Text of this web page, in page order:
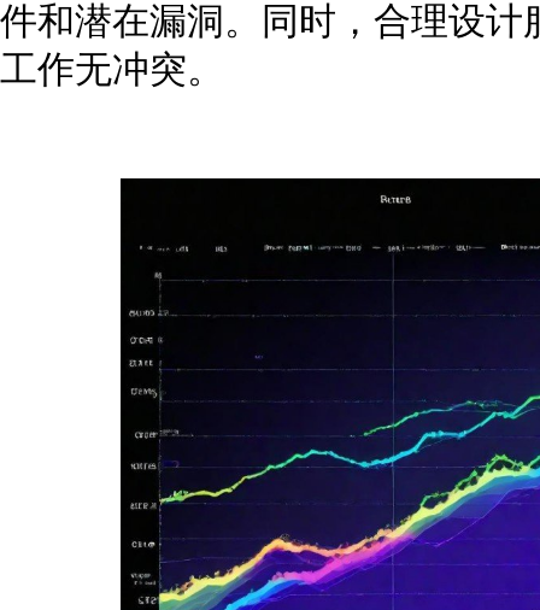
件和潜在漏洞。同时，合理设
工作无冲突。